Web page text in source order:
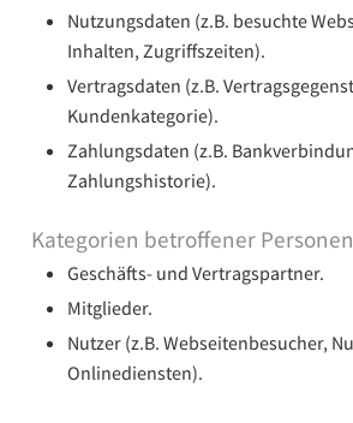
Nutzungsdaten (z.B. besuchte
Inhalten, Zugriffszeiten).
Vertragsdaten (z.B.
Kundenkategorie).
Zahlungsdaten (z.B.
Zahlungshistorie).
Kategorien betroffener Personen
Geschäfts- und Vertragspartner.
Mitglieder.
Nutzer (z.B. Webseitenbesucher,
Onlinediensten).